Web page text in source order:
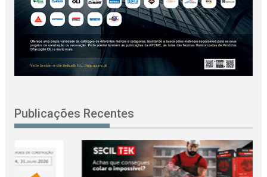
Publicações Recentes